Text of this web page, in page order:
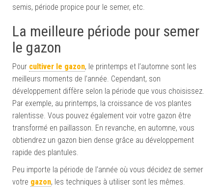
semis, période propice pour le semer, etc.
La meilleure période pour semer
le gazon
Pour cultiver le gazon, le printemps et l’automne sont les
meilleurs moments de l’année. Cependant, son
développement diffère selon la période que vous choisissez.
Par exemple, au printemps, la croissance de vos plantes
ralentisse. Vous pouvez également voir votre gazon être
transformé en paillasson. En revanche, en automne, vous
obtiendrez un gazon bien dense grâce au développement
rapide des plantules.
Peu importe la période de l’année où vous décidez de semer
votre gazon, les techniques à utiliser sont les mêmes.